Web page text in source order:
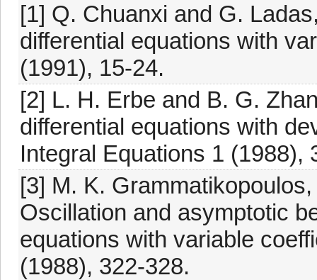
[1] Q. Chuanxi and G.
differential equations with
(1991), 15-24.
[2] L. H. Erbe and B. G.
differential equations with
Integral Equations 1 (1988),
[3] M. K.
Oscillation and asymptotic
equations with variable
(1988), 322-328.